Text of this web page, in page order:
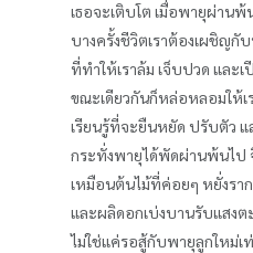
เธอจะเติบโต เมื่อพายุผ่านพ้
บางครั้งชีวิตเราต้องเผชิญกั
ที่ทำให้เราล้ม เจ็บปวด และ
ขณะเดียวกันก็หล่อหลอมให้เร
เรียนรู้ที่จะยืนหยัด ปรับตัว แ
กระทั่งพายุได้พัดผ่านพ้นไป
เหมือนต้นไม้ที่ค่อยๆ หยั่งรา
และผลิดอกเบ่งบานรับแสงต
ไม่ใช่แค่รอสู้กับพายุลูกใหม่เ